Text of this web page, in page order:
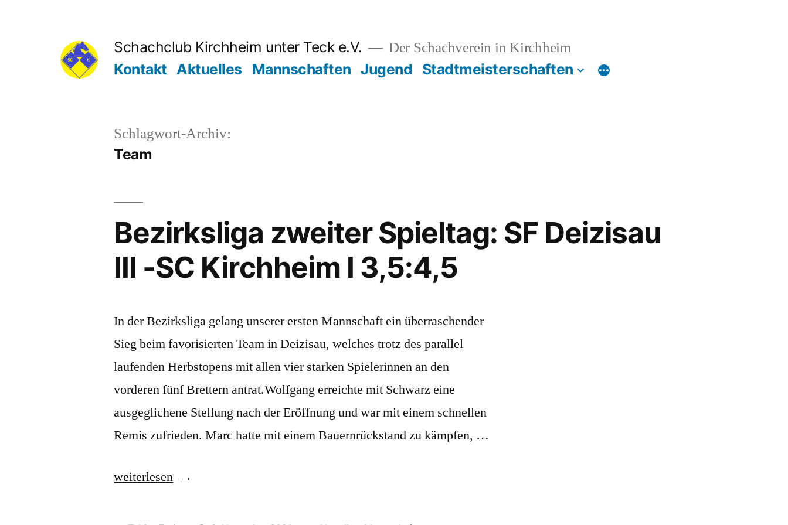
Schachclub Kirchheim unter Teck e.V. Der Schachverein in Kirchheim
Kontakt Aktuelles Mannschaften Jugend Stadtmeisterschaften
Schlagwort-Archiv:
Team
Bezirksliga zweiter Spieltag: SF Deizisau
III -SC Kirchheim I 3,5:4,5
In der Bezirksliga gelang unserer ersten Mannschaft ein überraschender
Sieg beim favorisierten Team in Deizisau, welches trotz des parallel
laufenden Herbstopens mit allen vier starken Spielerinnen an den
vorderen fünf Brettern antrat.Wolfgang erreichte mit Schwarz eine
ausgeglichene Stellung nach der Eröffnung und war mit einem schnellen
Remis zufrieden. Marc hatte mit einem Bauernrückstand zu kämpfen, …
„Bezirksliga
weiterlesen